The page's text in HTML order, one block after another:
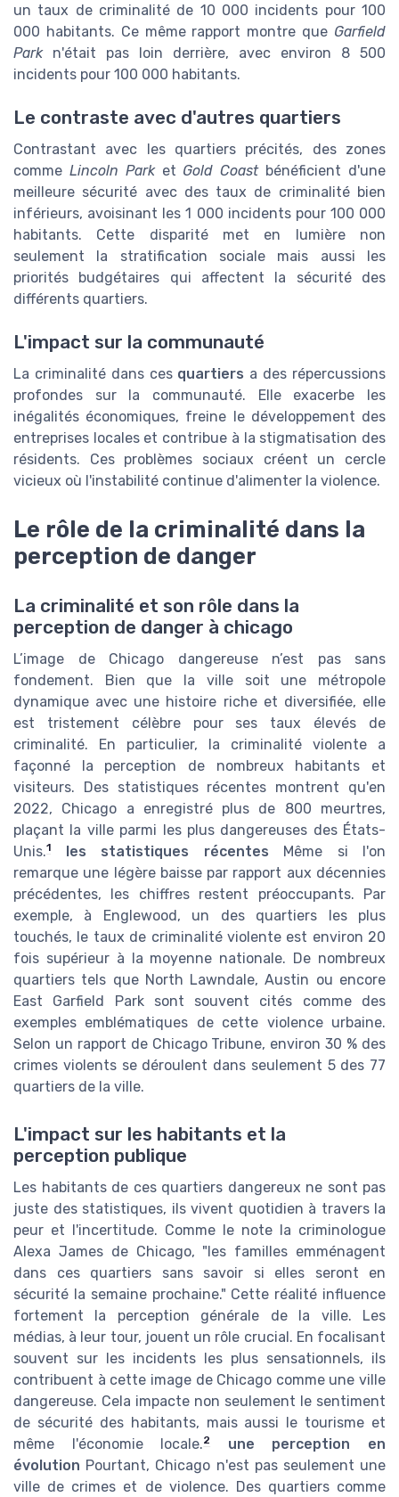
un taux de criminalité de 10 000 incidents pour 100
000 habitants. Ce même rapport montre que Garfield
Parkn'était pas loin derrière, avec environ 8 500
incidents pour 100 000 habitants.
Le contraste avec d'autres quartiers
Contrastant avec les quartiers précités, des zones
comme Lincoln Parket Gold Coastbénéficient d'une
meilleure sécurité avec des taux de criminalité bien
inférieurs, avoisinant les 1 000 incidents pour 100 000
habitants. Cette disparité met en lumière non
seulement la stratification sociale mais aussi les
priorités budgétaires qui affectent la sécurité des
différents quartiers.
L'impact sur la communauté
La criminalité dans ces quartiers a des répercussions
profondes sur la communauté. Elle exacerbe les
inégalités économiques, freine le développement des
entreprises locales et contribue à la stigmatisation des
résidents. Ces problèmes sociaux créent un cercle
vicieux où l'instabilité continue d'alimenter la violence.
Le rôle de la criminalité dans la
perception de danger
La criminalité et son rôle dans la
perception de danger à chicago
L’image de Chicago dangereuse n’est pas sans
fondement. Bien que la ville soit une métropole
dynamique avec une histoire riche et diversifiée, elle
est tristement célèbre pour ses taux élevés de
criminalité. En particulier, la criminalité violente a
façonné la perception de nombreux habitants et
visiteurs. Des statistiques récentes montrent qu'en
2022, Chicago a enregistré plus de 800 meurtres,
plaçant la ville parmi les plus dangereuses des États-
Unis.1 les statistiques récentes Même si l'on
remarque une légère baisse par rapport aux décennies
précédentes, les chiffres restent préoccupants. Par
exemple, à Englewood, un des quartiers les plus
touchés, le taux de criminalité violente est environ 20
fois supérieur à la moyenne nationale. De nombreux
quartiers tels que North Lawndale, Austin ou encore
East Garfield Park sont souvent cités comme des
exemples emblématiques de cette violence urbaine.
Selon un rapport de Chicago Tribune, environ 30 % des
crimes violents se déroulent dans seulement 5 des 77
quartiers de la ville.
L'impact sur les habitants et la
perception publique
Les habitants de ces quartiers dangereux ne sont pas
juste des statistiques, ils vivent quotidien à travers la
peur et l'incertitude. Comme le note la criminologue
Alexa James de Chicago, "les familles emménagent
dans ces quartiers sans savoir si elles seront en
sécurité la semaine prochaine." Cette réalité influence
fortement la perception générale de la ville. Les
médias, à leur tour, jouent un rôle crucial. En focalisant
souvent sur les incidents les plus sensationnels, ils
contribuent à cette image de Chicago comme une ville
dangereuse. Cela impacte non seulement le sentiment
de sécurité des habitants, mais aussi le tourisme et
même l'économie locale.2
une perception en
évolution Pourtant, Chicago n'est pas seulement une
ville de crimes et de violence. Des quartiers comme